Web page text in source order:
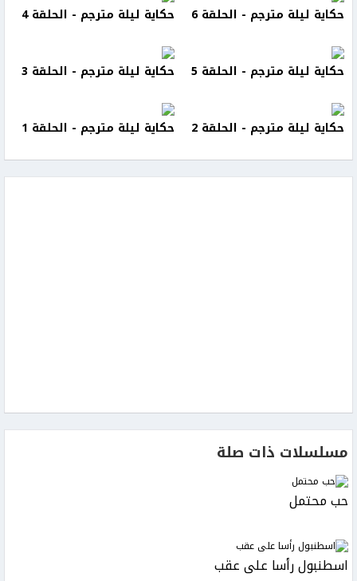
حكاية ليلة مترجم - الحلقة 6 حكاية ليلة مترجم - الحلقة 4
حكاية ليلة مترجم - الحلقة 5 حكاية ليلة مترجم - الحلقة 3
حكاية ليلة مترجم - الحلقة 2 حكاية ليلة مترجم - الحلقة 1
مسلسلات ذات صلة
حب محتمل
اسطنبول رأسا على عقب